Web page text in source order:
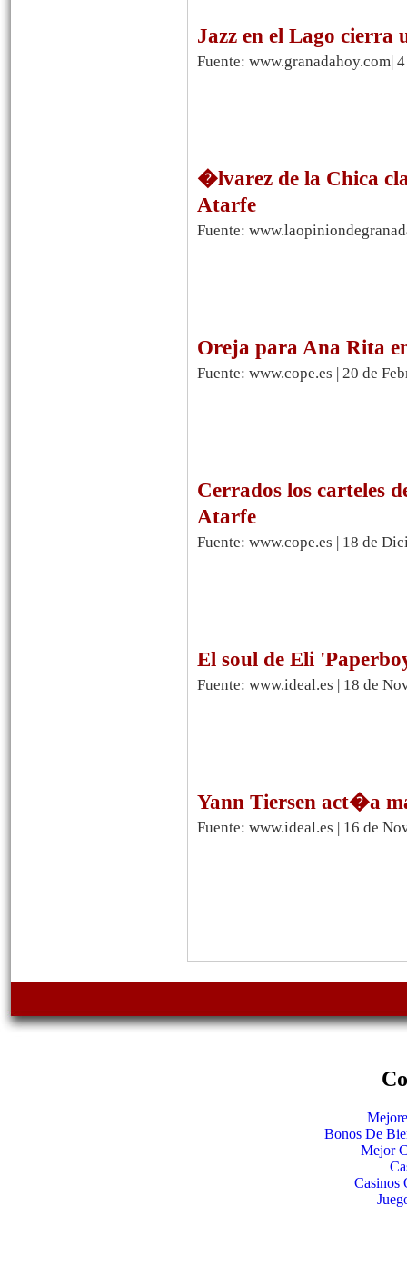
Jazz en el Lago cierra
Fuente: www.granadahoy.com|
�lvarez de la Chica
Atarfe
Fuente:
Oreja para Ana Rita
Fuente: www.cope.es | 20 de
Cerrados los carteles
Atarfe
Fuente: www.cope.es | 18 de
El soul de Eli
Fuente: www.ideal.es | 18 de
Yann Tiersen act�a
Fuente: www.ideal.es | 16 de
Bonos De
Mejor
Casinos